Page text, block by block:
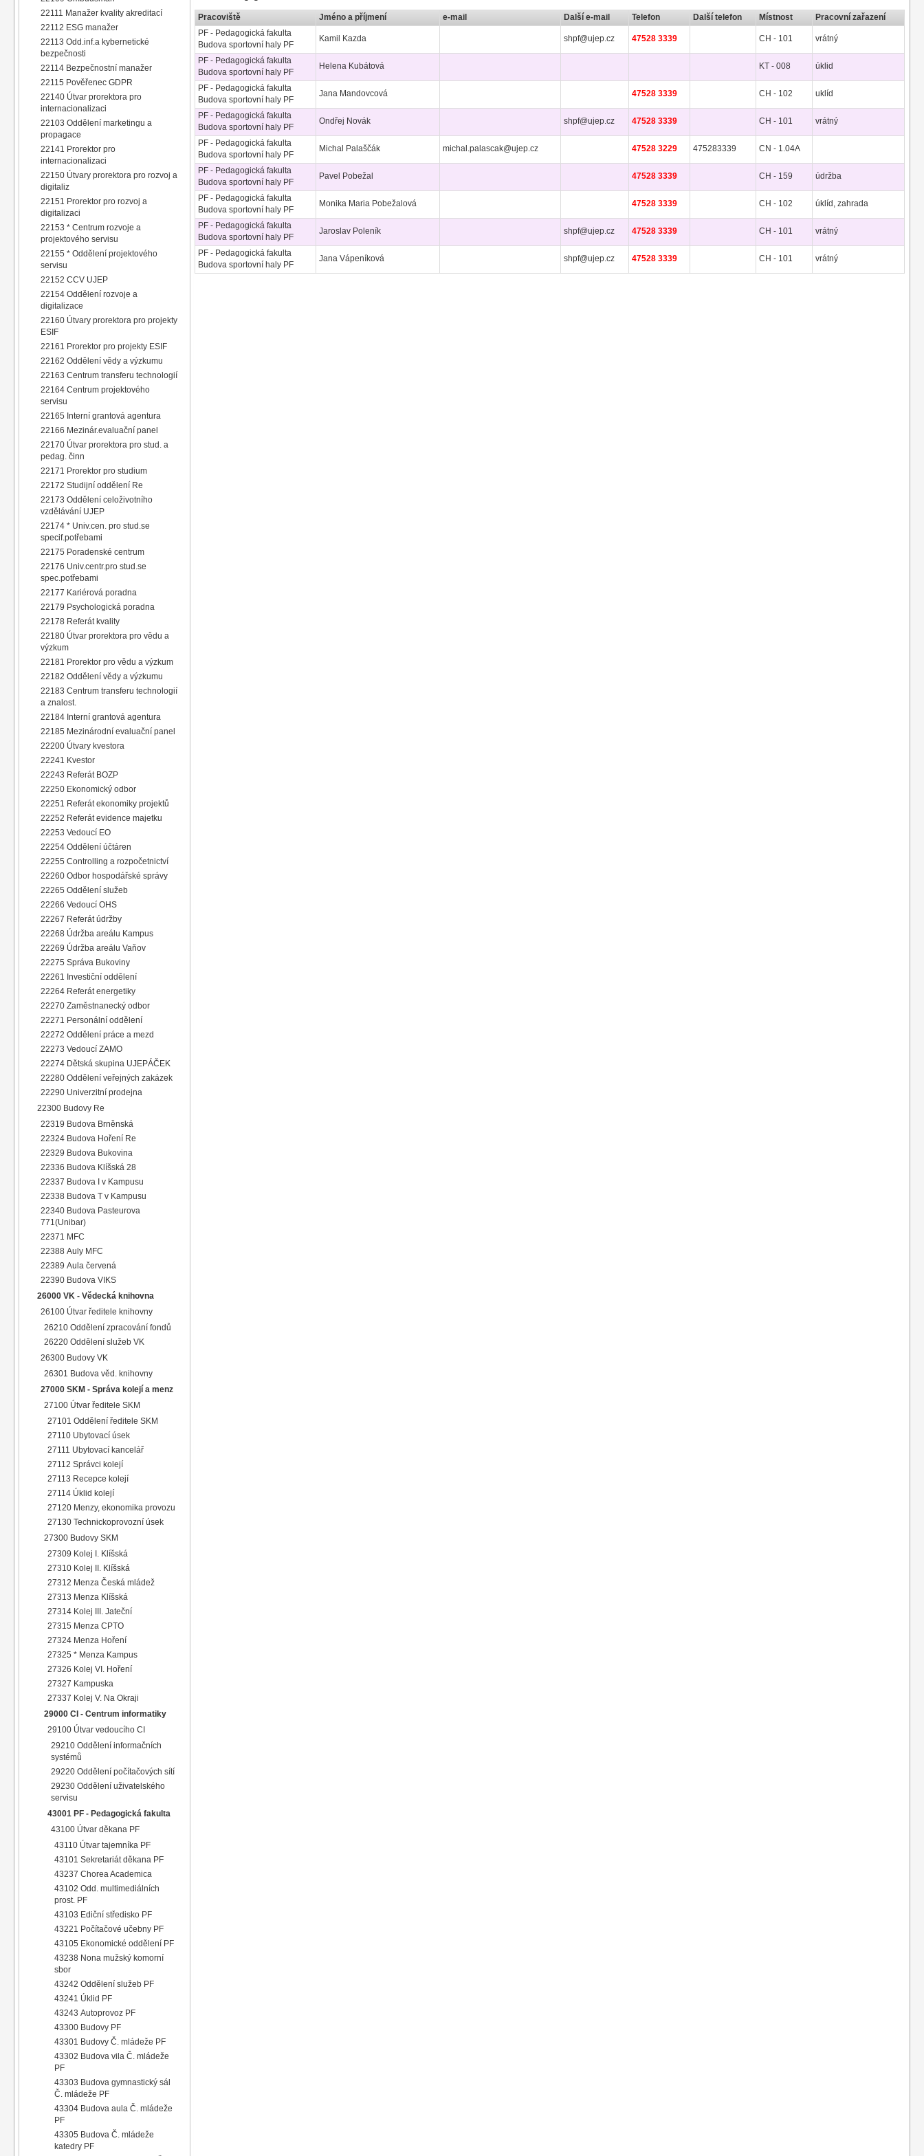
22111 Manažer kvality akreditací
22112 ESG manažer
22113 Odd.inf.a kybernetické
bezpečnosti
22114 Bezpečnostní manažer
22115 Pověřenec GDPR
22140 Útvar prorektora pro
internacionalizaci
22103 Oddělení marketingu a
propagace
22141 Prorektor pro
internacionalizaci
22150 Útvary prorektora pro rozvoj a
digitaliz
22151 Prorektor pro rozvoj a
digitalizaci
22153 * Centrum rozvoje a
projektového servisu
22155 * Oddělení projektového
servisu
22152 CCV UJEP
22154 Oddělení rozvoje a
digitalizace
22160 Útvary prorektora pro projekty
ESIF
22161 Prorektor pro projekty ESIF
22162 Oddělení vědy a výzkumu
22163 Centrum transferu technologií
22164 Centrum projektového
servisu
22165 Interní grantová agentura
22166 Mezinár.evaluační panel
22170 Útvar prorektora pro stud. a
pedag. činn
22171 Prorektor pro studium
22172 Studijní oddělení Re
22173 Oddělení celoživotního
vzdělávání UJEP
22174 * Univ.cen. pro stud.se
specif.potřebami
22175 Poradenské centrum
22176 Univ.centr.pro stud.se
spec.potřebami
22177 Kariérová poradna
22179 Psychologická poradna
22178 Referát kvality
22180 Útvar prorektora pro vědu a
výzkum
22181 Prorektor pro vědu a výzkum
22182 Oddělení vědy a výzkumu
22183 Centrum transferu technologií
a znalost.
22184 Interní grantová agentura
22185 Mezinárodní evaluační panel
22200 Útvary kvestora
22241 Kvestor
22243 Referát BOZP
22250 Ekonomický odbor
22251 Referát ekonomiky projektů
22252 Referát evidence majetku
22253 Vedoucí EO
22254 Oddělení účtáren
22255 Controlling a rozpočetnictví
22260 Odbor hospodářské správy
22265 Oddělení služeb
22266 Vedoucí OHS
22267 Referát údržby
22268 Údržba areálu Kampus
22269 Údržba areálu Vaňov
22275 Správa Bukoviny
22261 Investiční oddělení
22264 Referát energetiky
22270 Zaměstnanecký odbor
22271 Personální oddělení
22272 Oddělení práce a mezd
22273 Vedoucí ZAMO
22274 Dětská skupina UJEPÁČEK
22280 Oddělení veřejných zakázek
22290 Univerzitní prodejna
22300 Budovy Re
22319 Budova Brněnská
22324 Budova Hoření Re
22329 Budova Bukovina
22336 Budova Klíšská 28
22337 Budova I v Kampusu
22338 Budova T v Kampusu
22340 Budova Pasteurova
771(Unibar)
22371 MFC
22388 Auly MFC
22389 Aula červená
22390 Budova VIKS
26000 VK - Vědecká knihovna
26100 Útvar ředitele knihovny
26210 Oddělení zpracování fondů
26220 Oddělení služeb VK
26300 Budovy VK
26301 Budova věd. knihovny
27000 SKM - Správa kolejí a menz
27100 Útvar ředitele SKM
27101 Oddělení ředitele SKM
27110 Ubytovací úsek
27111 Ubytovací kancelář
27112 Správci kolejí
27113 Recepce kolejí
27114 Úklid kolejí
27120 Menzy, ekonomika provozu
27130 Technickoprovozní úsek
27300 Budovy SKM
27309 Kolej I. Klíšská
27310 Kolej II. Klíšská
27312 Menza Česká mládež
27313 Menza Klíšská
27314 Kolej III. Jateční
27315 Menza CPTO
27324 Menza Hoření
27325 * Menza Kampus
27326 Kolej VI. Hoření
27327 Kampuska
27337 Kolej V. Na Okraji
29000 CI - Centrum informatiky
29100 Útvar vedoucího CI
29210 Oddělení informačních
systémů
29220 Oddělení počítačových sítí
29230 Oddělení uživatelského
servisu
43001 PF - Pedagogická fakulta
43100 Útvar děkana PF
43110 Útvar tajemníka PF
43101 Sekretariát děkana PF
43237 Chorea Academica
43102 Odd. multimediálních
prost. PF
43103 Ediční středisko PF
43221 Počítačové učebny PF
43105 Ekonomické oddělení PF
43238 Nona mužský komorní
sbor
43242 Oddělení služeb PF
43241 Úklid PF
43243 Autoprovoz PF
43300 Budovy PF
43301 Budovy Č. mládeže PF
43302 Budova vila Č. mládeže
PF
43303 Budova gymnastický sál
Č. mládeže PF
43304 Budova aula Č. mládeže
PF
43305 Budova Č. mládeže
katedry PF
Pracoviště Jméno a příjmení e-mail Další e-mail Telefon Další telefon Místnost
Pracovní zařazení
PF - Pedagogická fakulta
Budova sportovní haly PF
Kamil Kazda shpf@ujep.cz 47528 3339 CH - 101 vrátný
PF - Pedagogická fakulta
Budova sportovní haly PF
Helena Kubátová KT - 008 úklid
PF - Pedagogická fakulta
Budova sportovní haly PF
Jana Mandovcová 47528 3339 CH - 102 uklíd
PF - Pedagogická fakulta
Budova sportovní haly PF
Ondřej Novák shpf@ujep.cz 47528 3339 CH - 101 vrátný
PF - Pedagogická fakulta
Budova sportovní haly PF
Michal Palaščák michal.palascak@ujep.cz 47528 3229 475283339 CN - 1.04A
PF - Pedagogická fakulta
Budova sportovní haly PF
Pavel Pobežal 47528 3339 CH - 159 údržba
PF - Pedagogická fakulta
Budova sportovní haly PF
Monika Maria Pobežalová 47528 3339 CH - 102 úklíd, zahrada
PF - Pedagogická fakulta
Budova sportovní haly PF
Jaroslav Poleník shpf@ujep.cz 47528 3339 CH - 101 vrátný
PF - Pedagogická fakulta
Budova sportovní haly PF
Jana Vápeníková shpf@ujep.cz 47528 3339 CH - 101 vrátný